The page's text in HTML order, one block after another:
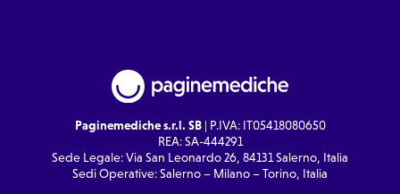
Paginemediche s.r.l. SB| P.IVA: IT05418080650
REA: SA-444291
Sede Legale: Via San Leonardo 26, 84131 Salerno, Italia
Sedi Operative: Salerno – Milano – Torino, Italia